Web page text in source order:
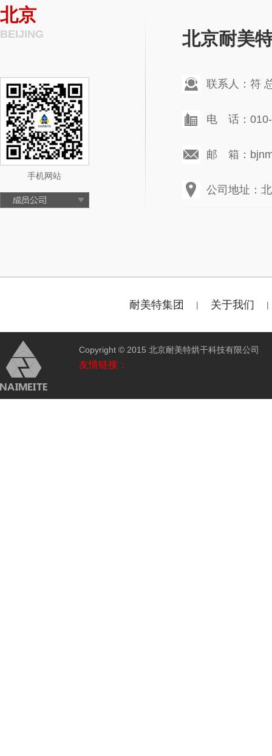
北京
BEIJING
手机网站
北京耐美
联系人：符
电 话：010-
邮 箱：
公司地址：
耐美特集团 | 关于我们 |
Copyright © 2015 北京耐美特烘干科技有限公
友情链接：